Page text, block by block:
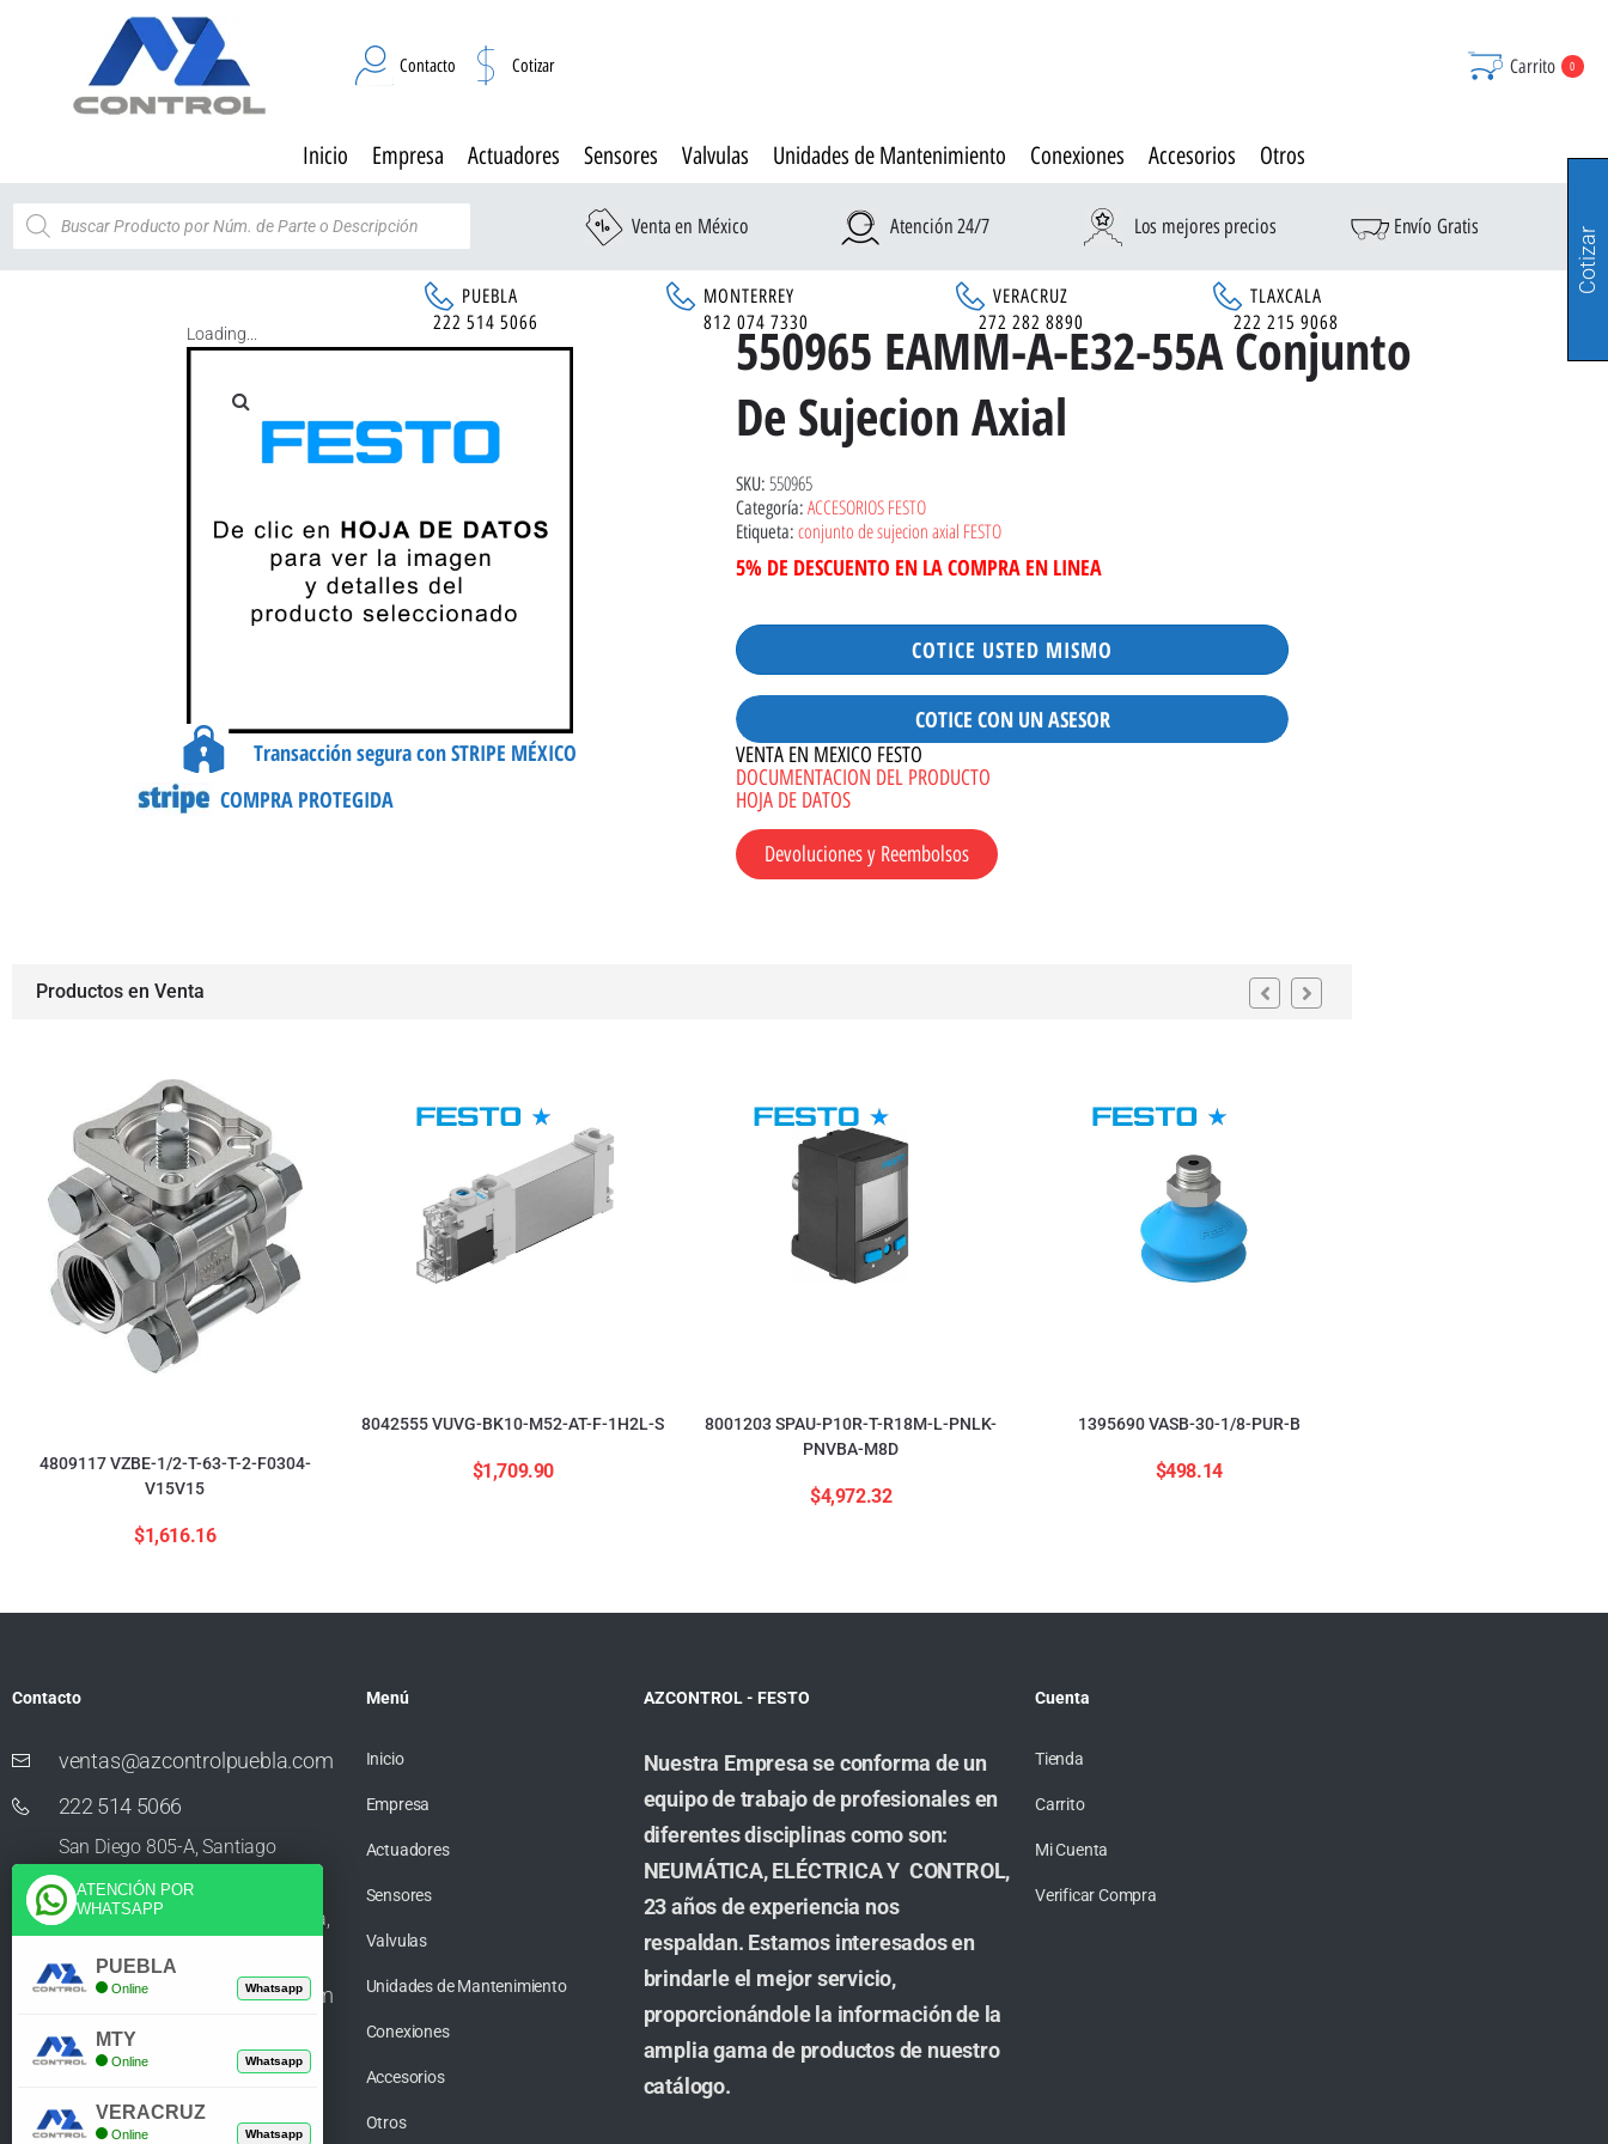
Contacto Cotizar Carrito 0
Inicio Empresa Actuadores Sensores Valvulas Unidades de Mantenimiento Conexiones Accesorios Otros
Venta en México Atención 24/7 Los mejores precios Envío Gratis
PUEBLA MONTERREY VERACRUZ
TLAXCALA
222 514 5066
812 074 7330 272 282 8890 222 215 9068
Loading...
Transacción segura con STRIPE MÉXICO
COMPRA PROTEGIDA
550965 EAMM-A-E32-55A Conjunto
De Sujecion Axial
SKU: 550965
Categoría: ACCESORIOS FESTO
Etiqueta: conjunto de sujecion axial FESTO
5% DE DESCUENTO EN LA COMPRA EN LINEA
COTICE USTED MISMO
COTICE CON UN ASESOR
VENTA EN MEXICO FESTO
DOCUMENTACION DEL PRODUCTO
HOJA DE DATOS
Devoluciones y Reembolsos
Productos en Venta
4809117 VZBE-1/2-T-63-T-2-F0304-
V15V15
$1,616.16
8042555 VUVG-BK10-M52-AT-F-1H2L-S
$1,709.90
8001203 SPAU-P10R-T-R18M-L-PNLK-
PNVBA-M8D
$4,972.32
1395690 VASB-30-1/8-PUR-B
$498.14
Contacto
ventas@azcontrolpuebla.com
222 514 5066
San Diego 805-A, Santiago
Momoxpan, Residencial San
Diego los Sauces, 72750 Cholula,
Puebla
ventas@azcontrolpuebla.com
272 282 8890
Poniente. 7 469, Centro, 94370
Orizaba, Veracruz
Menú
Inicio
Empresa
Actuadores
Sensores
Valvulas
Unidades de Mantenimiento
Conexiones
Accesorios
Otros
AZCONTROL - FESTO
Nuestra Empresa se conforma de un
equipo de trabajo de profesionales en
diferentes disciplinas como son:
NEUMÁTICA, ELÉCTRICA Y CONTROL,
23 años de experiencia nos
respaldan. Estamos interesados en
brindarle el mejor servicio,
proporcionándole la información de la
amplia gama de productos de nuestro
catálogo.
Cuenta
Tienda
Carrito
Mi Cuenta
Verificar Compra
Cotizar
ATENCIÓN POR
WHATSAPP
PUEBLA
Online Whatsapp
MTY
Online Whatsapp
VERACRUZ
Online Whatsapp